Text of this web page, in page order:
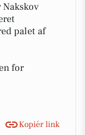
palet af
for
Kopiér link